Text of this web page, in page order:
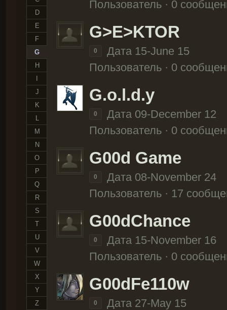
D
E
F
G
H
J
K
L
M
N
O
P
Q
R
S
T
U
V
W
X
Y
Z
Пользователь · 0
G>E>KTOR
0
Дата 15-June 15
Пользователь · 0
G.o.l.d.y
0
Дата 09-December 12
Пользователь · 0
G00d Game
0
Дата 08-November 24
Пользователь · 17
G00dChance
0
Дата 15-November 16
Пользователь · 0
G00dFe110w
0
Дата 27-May 15